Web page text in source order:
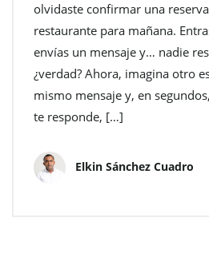
olvidaste confirmar una
restaurante para mañana.
envías un mensaje y… nadie
¿verdad? Ahora, imagina otro
mismo mensaje y, en
te responde, […]
Elkin Sánchez Cuadro